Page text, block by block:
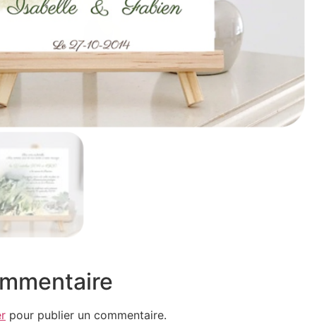
pour publier un commentaire.